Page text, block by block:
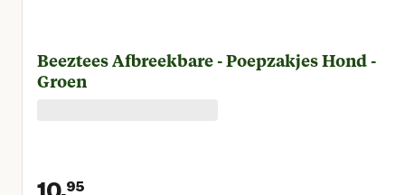
Beeztees Afbreekbare - Poepzakjes Hond -
Groen
95